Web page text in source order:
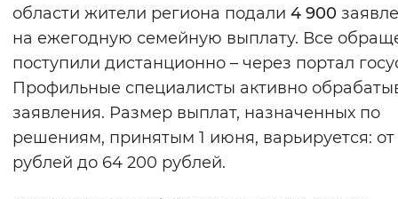
области жители региона подали 4 900
на ежегодную семейную выплату. Все
поступили дистанционно – через портал
Профильные специалисты активно
заявления. Размер выплат, назначенных по
решениям, принятым 1 июня, варьируется: от
рублей до 64 200 рублей.